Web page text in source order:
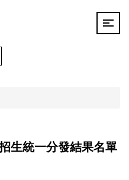
生統一分發結果名單